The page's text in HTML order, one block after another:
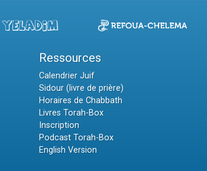
Ressources
Calendrier Juif
Sidour (livre de prière)
Horaires de Chabbath
Livres Torah-Box
Inscription
Podcast Torah-Box
English Version